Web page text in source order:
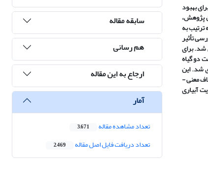
بهبود
پژوهش،
چاله سفال­ هایی به ترتیب به
به‌منظور بررسی تأثیر
شد. برای
دو گیاه
طور ماهانه اندازه ­گیری شد. این
معنی
آبیاری
سابقه مقاله
هم رسانی
ارجاع به این مقاله
آمار
تعداد مشاهده مقاله 3,671
تعداد دریافت فایل اصل مقاله 2,469